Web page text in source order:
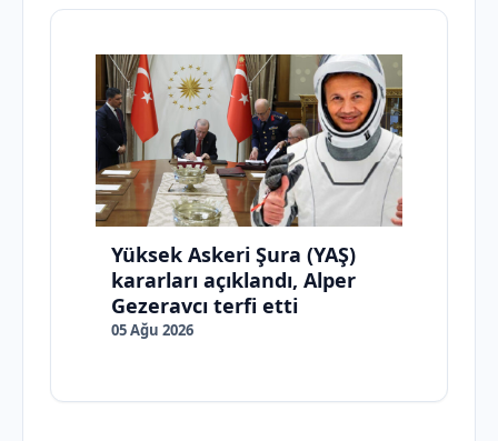
Yüksek Askeri Şura (YAŞ)
kararları açıklandı, Alper
Gezeravcı terfi etti
05 Ağu 2026